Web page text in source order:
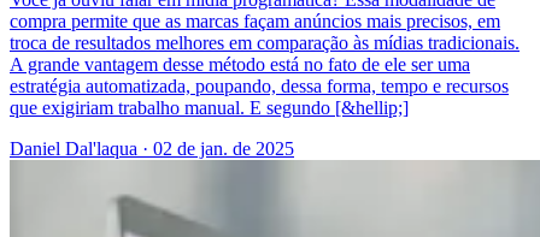
compra permite que as marcas façam anúncios mais precisos, em
troca de resultados melhores em comparação às mídias tradicionais.
A grande vantagem desse método está no fato de ele ser uma
estratégia automatizada, poupando, dessa forma, tempo e recursos
que exigiriam trabalho manual. E segundo [&hellip;]
Daniel Dal'laqua · 02 de jan. de 2025